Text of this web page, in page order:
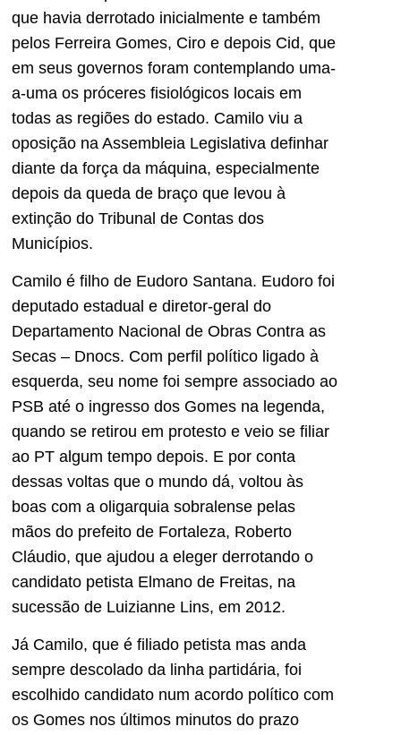
que havia derrotado inicialmente e também
pelos Ferreira Gomes, Ciro e depois Cid, que
em seus governos foram contemplando uma-
a-uma os próceres fisiológicos locais em
todas as regiões do estado. Camilo viu a
oposição na Assembleia Legislativa definhar
diante da força da máquina, especialmente
depois da queda de braço que levou à
extinção do Tribunal de Contas dos
Municípios.
Camilo é filho de Eudoro Santana. Eudoro foi
deputado estadual e diretor-geral do
Departamento Nacional de Obras Contra as
Secas – Dnocs. Com perfil político ligado à
esquerda, seu nome foi sempre associado ao
PSB até o ingresso dos Gomes na legenda,
quando se retirou em protesto e veio se filiar
ao PT algum tempo depois. E por conta
dessas voltas que o mundo dá, voltou às
boas com a oligarquia sobralense pelas
mãos do prefeito de Fortaleza, Roberto
Cláudio, que ajudou a eleger derrotando o
candidato petista Elmano de Freitas, na
sucessão de Luizianne Lins, em 2012.
Já Camilo, que é filiado petista mas anda
sempre descolado da linha partidária, foi
escolhido candidato num acordo político com
os Gomes nos últimos minutos do prazo